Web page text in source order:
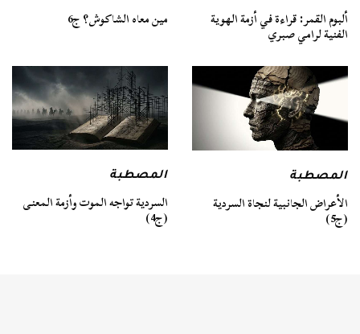
ألبوم القمر: قراءة في أزمة الهوية
الفنية لرامي صبري
مين معاه الشاكوش؟ ج6
المصطبة
الأعراض الجانبية لنجاة السردية
(ج5)
المصطبة
السردية تواجه الموت وأزمة المعنى
(ج4)